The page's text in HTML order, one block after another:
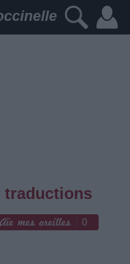
traductions
0